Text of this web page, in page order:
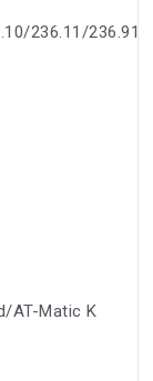
236.11/236.91
AT-Matic K